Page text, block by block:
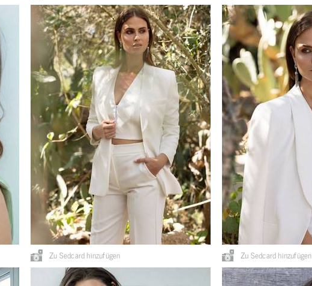
Zu Sedcard hinzufügen Zu Sedcard hinzufügen